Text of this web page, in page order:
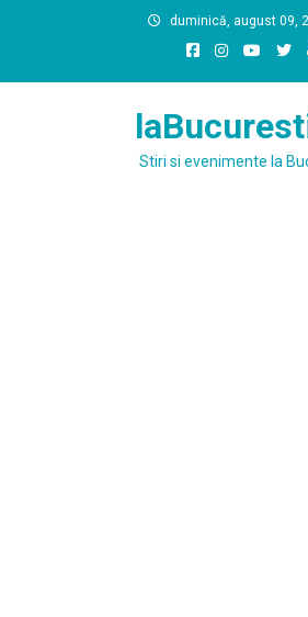
duminică, august 09,
Stiri si evenimente la